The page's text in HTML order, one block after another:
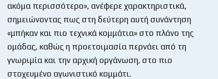
ακόμα περισσότερο», ανέφερε χαρακτηριστικά,
σημειώνοντας πως στη δεύτερη αυτή συνάντηση
«μπήκαν και πιο τεχνικά κομμάτια» στο πλάνο της
ομάδας, καθώς η προετοιμασία περνάει από τη
γνωριμία και την αρχική οργάνωση, στο πιο
στοχευμένο αγωνιστικό κομμάτι.